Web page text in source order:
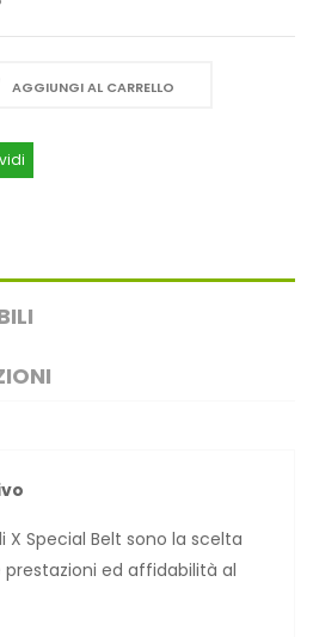
AGGIUNGI AL CARRELLO
X Special Belt sono la scelta
ed affidabilità al